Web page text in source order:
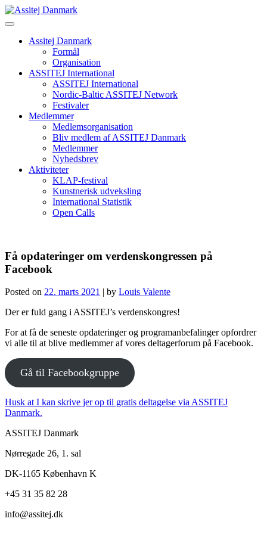
Skip
to
Assitej Danmark
Formål
Organisation
ASSITEJ International
ASSITEJ International
Nordic-Baltic ASSITEJ Network
Festivaler
Medlemmer
Medlemsorganisation
Bliv medlem af ASSITEJ Danmark
Medlemmer
Nyhedsbrev
Aktiviteter
KLAP-festival
Kunstnerisk udveksling
International Statistik
Open Calls
Få opdateringer om verdenskongressen på
Facebook
Posted on 22. marts 2021 | by Louis Valente
Der er fuld gang i ASSITEJ’s verdenskongres!
For at få de seneste opdateringer og programanbefalinger opfordrer
vi alle til at blive medlemmer af vores deltagerforum på Facebook.
Gå til Facebookgruppe
Husk at I kan skrive jer op til gratis deltagelse via ASSITEJ
Danmark.
ASSITEJ Danmark
Nørregade 26, 1. sal
DK-1165 København K
+45 31 35 82 28
info@assitej.dk